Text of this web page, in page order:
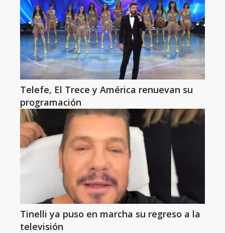
Telefe, El Trece y América renuevan su
programación
Tinelli ya puso en marcha su regreso a la
televisión